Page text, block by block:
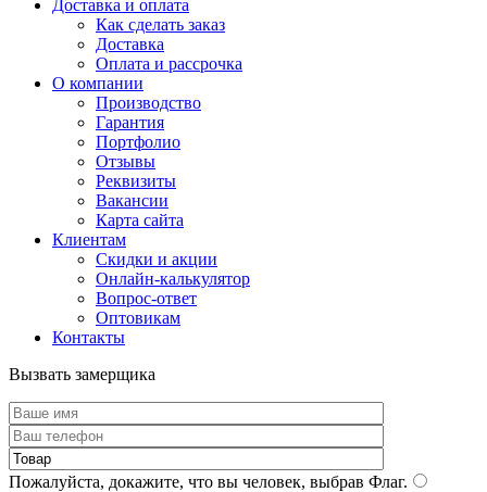
Доставка и оплата
Как сделать заказ
Доставка
Оплата и рассрочка
О компании
Производство
Гарантия
Портфолио
Отзывы
Реквизиты
Вакансии
Карта сайта
Клиентам
Скидки и акции
Онлайн-калькулятор
Вопрос-ответ
Оптовикам
Контакты
Вызвать замерщика
Пожалуйста, докажите, что вы человек, выбрав Флаг.